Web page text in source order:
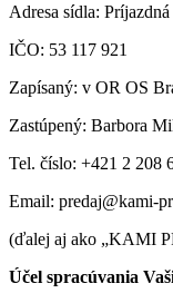
Adresa sídla:
IČO: 53 117 921
Zapísaný: v OR OS
Zastúpený: Barbora
Tel. číslo: +421 2 208
Email: predaj@kami-
(ďalej aj ako „KAMI
Účel spracúvania